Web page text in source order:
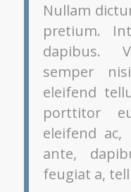
Nullam
pretium.
dapibus.
semper
eleifend
porttitor
eleifend
ante,
feugiat a,